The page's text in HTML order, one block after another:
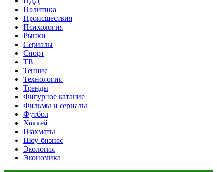
Политика
Происшествия
Психология
Рынки
Сериалы
Спорт
ТВ
Теннис
Технологии
Тренды
Фигурное катание
Фильмы и сериалы
Футбол
Хоккей
Шахматы
Шоу-бизнес
Экология
Экономика